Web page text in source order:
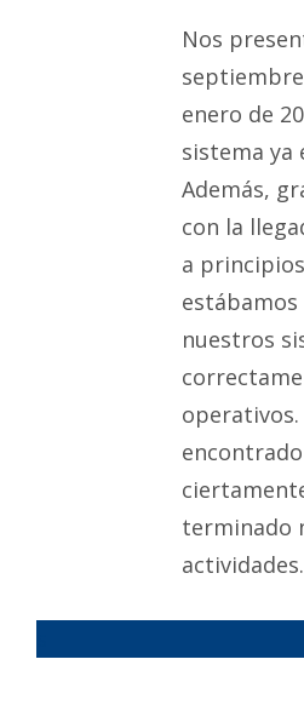
Nos
enero de
sistema ya
Además,
con la
a
nuestros
terminado
actividades.